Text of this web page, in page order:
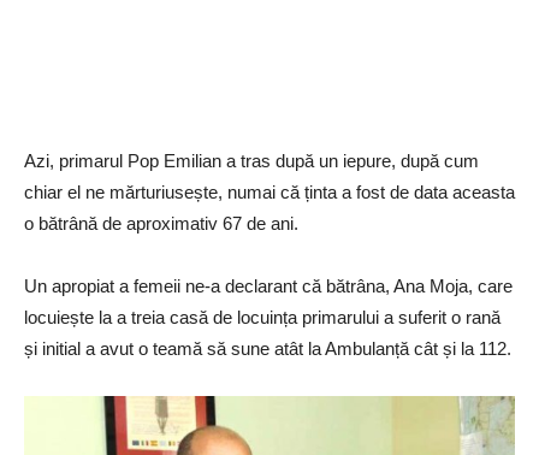
Azi, primarul Pop Emilian a tras după un iepure, după cum
chiar el ne mărturiusește, numai că ținta a fost de data aceasta
o bătrână de aproximativ 67 de ani.
Un apropiat a femeii ne-a declarant că bătrâna, Ana Moja, care
locuiește la a treia casă de locuința primarului a suferit o rană
și initial a avut o teamă să sune atât la Ambulanță cât și la 112.